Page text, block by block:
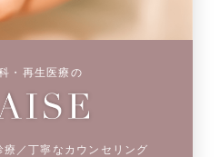
・再生医療の
／丁寧なカウンセリング